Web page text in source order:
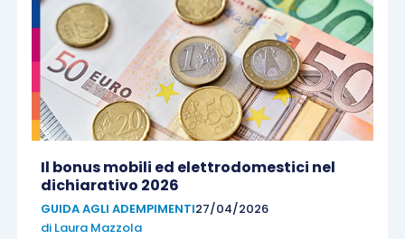
Il bonus mobili ed elettrodomestici nel
dichiarativo 2026
GUIDA AGLI ADEMPIMENTI27/04/2026
di Laura Mazzola